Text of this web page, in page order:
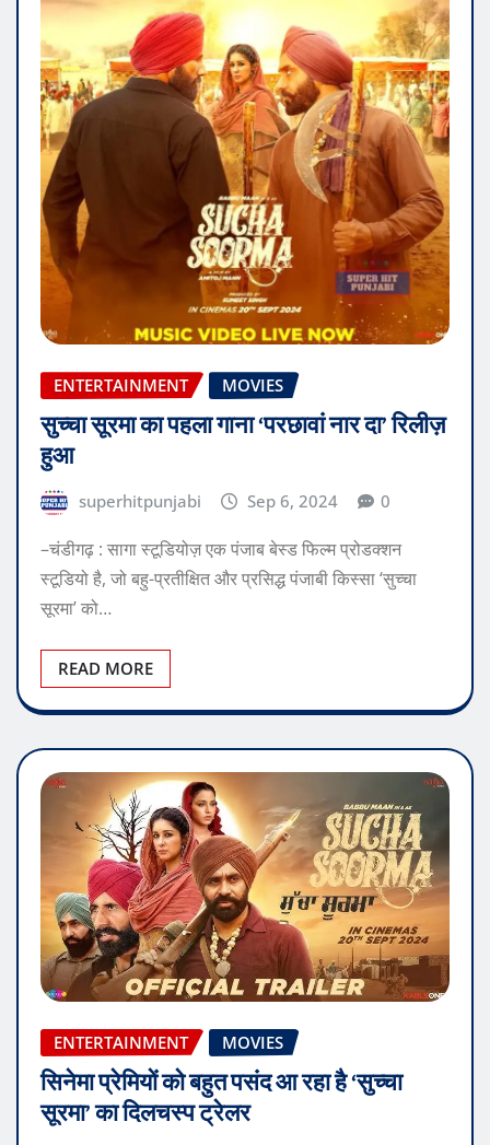
ENTERTAINMENT MOVIES
सुच्चा सूरमा का पहला गाना ‘परछावां नार दा’ रिलीज़
हुआ
superhitpunjabi Sep 6, 2024 0
–चंडीगढ़ : सागा स्टूडियोज़ एक पंजाब बेस्ड फिल्म प्रोडक्शन
स्टूडियो है, जो बहु-प्रतीक्षित और प्रसिद्ध पंजाबी किस्सा ‘सुच्चा
सूरमा’ को…
READ MORE
ENTERTAINMENT MOVIES
सिनेमा प्रेमियों को बहुत पसंद आ रहा है ‘सुच्चा
सूरमा’ का दिलचस्प ट्रेलर